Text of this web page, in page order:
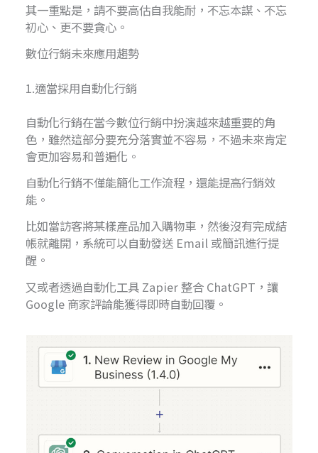
其一重點是，請不要高估自我能耐，不忘本謀、不忘
初心、更不要貪心。
數位行銷未來應用趨勢
1.適當採用自動化行銷
自動化行銷在當今數位行銷中扮演越來越重要的角
色，雖然這部分要充分落實並不容易，不過未來肯定
會更加容易和普遍化。
自動化行銷不僅能簡化工作流程，還能提高行銷效
能。
比如當訪客將某樣產品加入購物車，然後沒有完成結
帳就離開，系統可以自動發送 Email 或簡訊進行提
醒。
又或者透過自動化工具 Zapier 整合 ChatGPT，讓
Google 商家評論能獲得即時自動回覆。